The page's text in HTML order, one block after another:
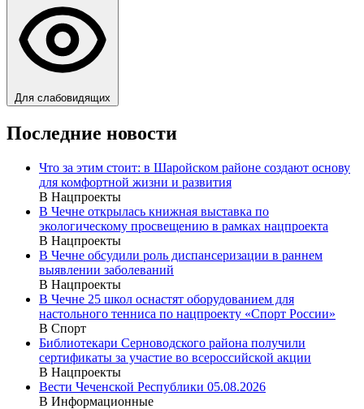
Для слабовидящих
Последние новости
Что за этим стоит: в Шаройском районе создают основу
для комфортной жизни и развития
В Нацпроекты
В Чечне открылась книжная выставка по
экологическому просвещению в рамках нацпроекта
В Нацпроекты
В Чечне обсудили роль диспансеризации в раннем
выявлении заболеваний
В Нацпроекты
В Чечне 25 школ оснастят оборудованием для
настольного тенниса по нацпроекту «Спорт России»
В Спорт
Библиотекари Серноводского района получили
сертификаты за участие во всероссийской акции
В Нацпроекты
Вести Чеченской Республики 05.08.2026
В Информационные